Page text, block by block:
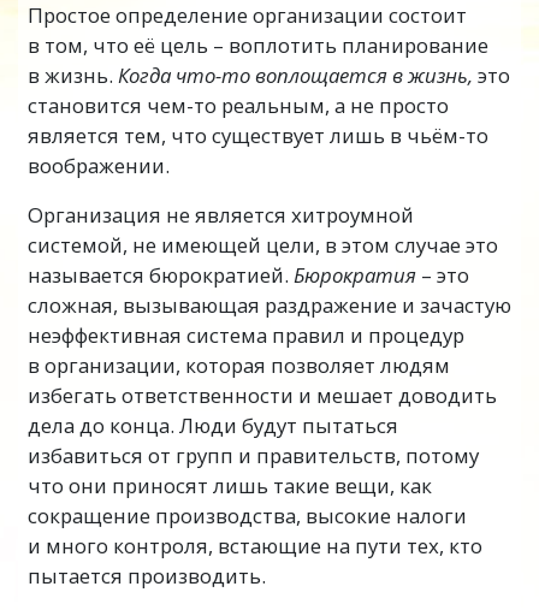
Простое определение организации состоит
в том, что её цель – воплотить планирование
в жизнь. Когда что-то воплощается в жизнь, это
становится чем-то реальным, а не просто
является тем, что существует лишь в чьём-то
воображении.
Организация не является хитроумной
системой, не имеющей цели, в этом случае это
называется бюрократией. Бюрократия – это
сложная, вызывающая раздражение и зачастую
неэффективная система правил и процедур
в организации, которая позволяет людям
избегать ответственности и мешает доводить
дела до конца. Люди будут пытаться
избавиться от групп и правительств, потому
что они приносят лишь такие вещи, как
сокращение производства, высокие налоги
и много контроля, встающие на пути тех, кто
пытается производить.